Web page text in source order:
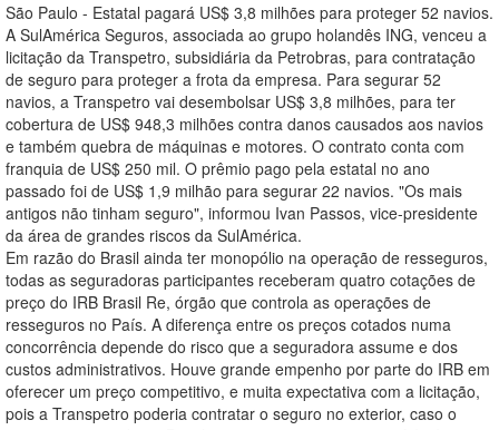
São Paulo - Estatal pagará US$ 3,8 milhões para proteger 52 navios.
A SulAmérica Seguros, associada ao grupo holandês ING, venceu a
licitação da Transpetro, subsidiária da Petrobras, para contratação
de seguro para proteger a frota da empresa. Para segurar 52
navios, a Transpetro vai desembolsar US$ 3,8 milhões, para ter
cobertura de US$ 948,3 milhões contra danos causados aos navios
e também quebra de máquinas e motores. O contrato conta com
franquia de US$ 250 mil. O prêmio pago pela estatal no ano
passado foi de US$ 1,9 milhão para segurar 22 navios. "Os mais
antigos não tinham seguro", informou Ivan Passos, vice-presidente
da área de grandes riscos da SulAmérica.
Em razão do Brasil ainda ter monopólio na operação de resseguros,
todas as seguradoras participantes receberam quatro cotações de
preço do IRB Brasil Re, órgão que controla as operações de
resseguros no País. A diferença entre os preços cotados numa
concorrência depende do risco que a seguradora assume e dos
custos administrativos. Houve grande empenho por parte do IRB em
oferecer um preço competitivo, e muita expectativa com a licitação,
pois a Transpetro poderia contratar o seguro no exterior, caso o